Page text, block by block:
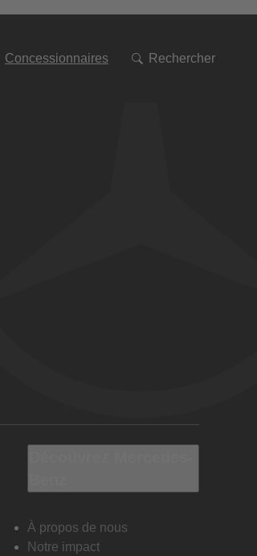
Concessionnaires Rechercher
à
À propos de nous
Notre impact